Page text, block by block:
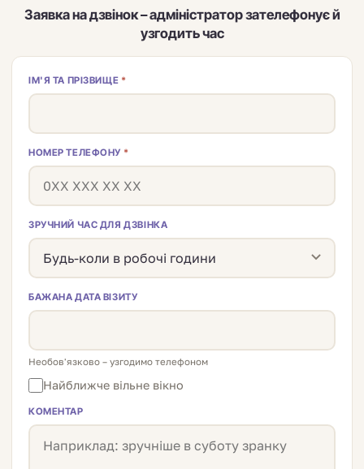
Заявка на дзвінок – адміністратор зателефонує й
узгодить час
ІМ'Я ТА ПРІЗВИЩЕ *
НОМЕР ТЕЛЕФОНУ *
ЗРУЧНИЙ ЧАС ДЛЯ ДЗВІНКА
БАЖАНА ДАТА ВІЗИТУ
Необов'язково – узгодимо телефоном
Найближче вільне вікно
КОМЕНТАР